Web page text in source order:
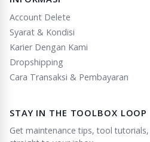
Account Delete
Syarat & Kondisi
Karier Dengan Kami
Dropshipping
Cara Transaksi & Pembayaran
STAY IN THE TOOLBOX LOOP
Get maintenance tips, tool